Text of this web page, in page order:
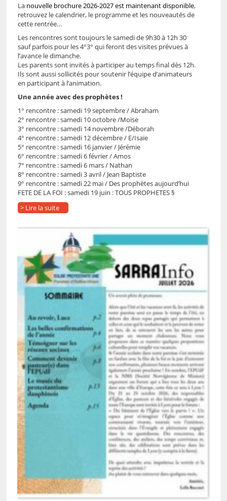
La nouvelle brochure 2026-2027 est maintenant disponible,
retrouvez le calendrier, le programme et les nouveautés de
cette rentrée…
Les rencontres sont toujours le samedi de 9h30 à 12h 30
sauf parfois pour les 4°3° qui feront des visites prévues à
l’avance le dimanche.
Les parents sont invités à participer au temps final dès 12h.
Ils sont aussi sollicités pour soutenir l’équipe d’animateurs
en participant à l’animation.
Une année avec des prophètes !
1° rencontre : samedi 19 septembre / Abraham
2° rencontre : samedi 10 octobre /Moïse
3° rencontre : samedi 14 novembre /Déborah
4° rencontre : samedi 12 décembre / E/Isaïe
5° rencontre : samedi 16 janvier / Jérémie
6° rencontre : samedi 6 février / Amos
7° rencontre : samedi 6 mars / Nathan
8° rencontre : samedi 3 avril / Jean Baptiste
9° rencontre : samedi 22 mai / Des prophètes aujourd’hui
FETE DE LA FOI : samedi 19 juin : TOUS PROPHETES §
> Lire la suite